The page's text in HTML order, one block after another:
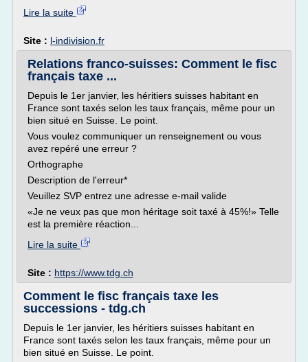
Lire la suite
Site : l-indivision.fr
Relations franco-suisses: Comment le fisc
français taxe ...
Depuis le 1er janvier, les héritiers suisses habitant en
France sont taxés selon les taux français, même pour un
bien situé en Suisse. Le point.
Vous voulez communiquer un renseignement ou vous
avez repéré une erreur ?
Orthographe
Description de l'erreur*
Veuillez SVP entrez une adresse e-mail valide
«Je ne veux pas que mon héritage soit taxé à 45%!» Telle
est la première réaction...
Lire la suite
Site : https://www.tdg.ch
Comment le fisc français taxe les
successions - tdg.ch
Depuis le 1er janvier, les héritiers suisses habitant en
France sont taxés selon les taux français, même pour un
bien situé en Suisse. Le point.